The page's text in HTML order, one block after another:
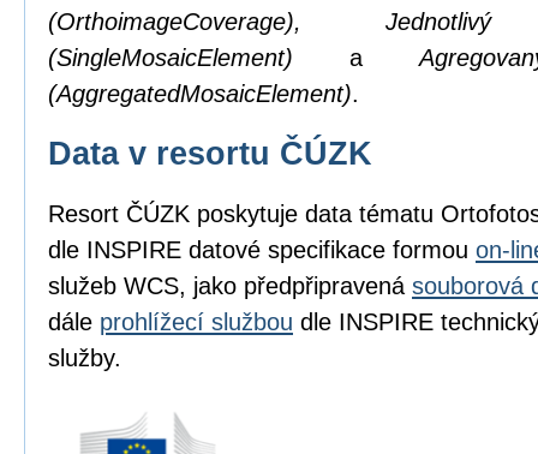
(OrthoimageCoverage),
(SingleMosaicElement) a
(AggregatedMosaicElement).
Data v resortu ČÚZK
Resort ČÚZK poskytuje data tématu
dle INSPIRE datové specifikace formou on-
služeb WCS, jako předpřipravená souborová
dále prohlížecí službou dle INSPIRE
služby.